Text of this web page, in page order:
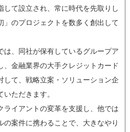
して設立され、常に時代を先取りし
」のプロジェクトを数多く創出して
は、同社が保有しているグループア
、金融業界の大手クレジットカード
して、戦略立案・ソリューション企
ただきます。
ライアントの変革を支援し、他では
の案件に携わることで、大きなやり